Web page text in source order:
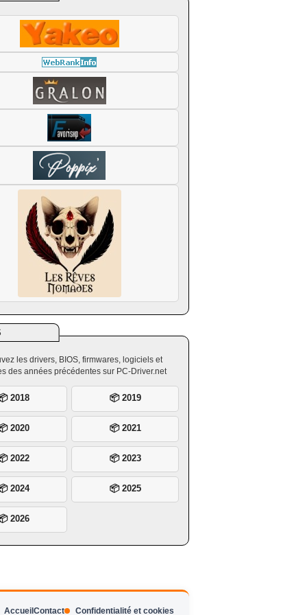
les drivers, BIOS, firmwares, logiciels et
des années précédentes sur PC-Driver.net
2018 📦 2019
2020 📦 2021
2022 📦 2023
2024 📦 2025
2026
Accueil Contact Confidentialité et cookies